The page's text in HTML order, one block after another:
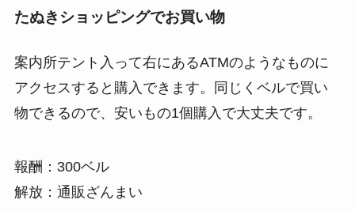
たぬきショッピングでお買い物
案内所テント入って右にあるATMのようなものに
アクセスすると購入できます。同じくベルで買い
物できるので、安いもの1個購入で大丈夫です。
報酬：300ベル
解放：通販ざんまい